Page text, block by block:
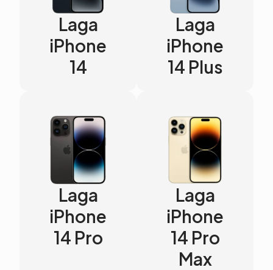
Laga
iPhone
14
Laga
iPhone
14 Plus
Laga
iPhone
14 Pro
Laga
iPhone
14 Pro
Max